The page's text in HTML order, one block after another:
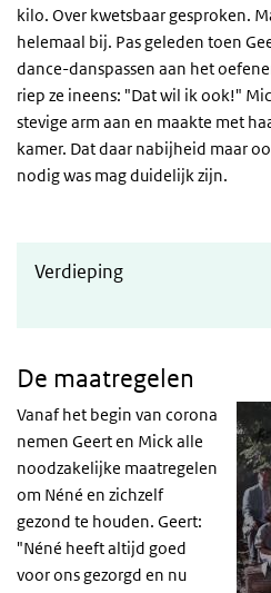
kilo. Over kwetsbaar gesproken.
helemaal bij. Pas geleden toen
dance-danspassen aan het
riep ze ineens: "Dat wil ik ook!"
stevige arm aan en maakte met
kamer. Dat daar nabijheid maar
nodig was mag duidelijk zijn.
Verdieping
De maatregelen
Vanaf het begin van corona
nemen Geert en Mick alle
noodzakelijke maatregelen
om Néné en zichzelf
gezond te houden. Geert:
"Néné heeft altijd goed
voor ons gezorgd en nu